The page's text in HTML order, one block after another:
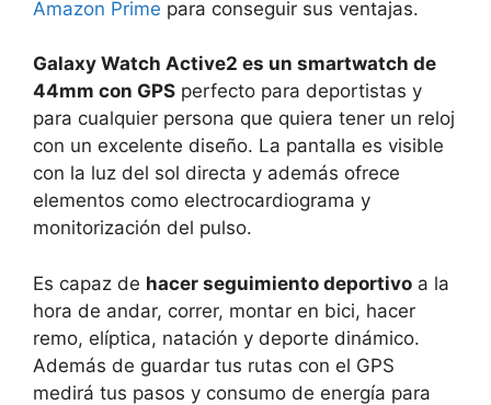
Amazon Prime para conseguir sus ventajas.
Galaxy Watch Active2 es un smartwatch de
44mm con GPS perfecto para deportistas y
para cualquier persona que quiera tener un reloj
con un excelente diseño. La pantalla es visible
con la luz del sol directa y además ofrece
elementos como electrocardiograma y
monitorización del pulso.
Es capaz de hacer seguimiento deportivo a la
hora de andar, correr, montar en bici, hacer
remo, elíptica, natación y deporte dinámico.
Además de guardar tus rutas con el GPS
medirá tus pasos y consumo de energía para